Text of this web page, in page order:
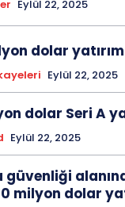
Eylül 22, 2025
dolar
Eylül 22, 2025
dolar Seri A
Eylül 22, 2025
güvenliği
milyon dolar